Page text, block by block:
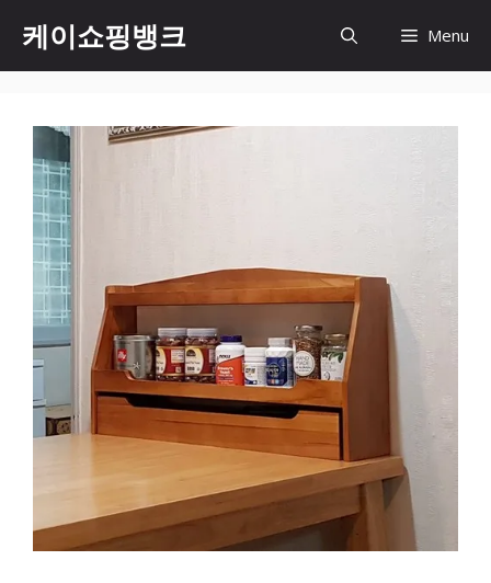
content
케이쇼핑뱅크 Menu